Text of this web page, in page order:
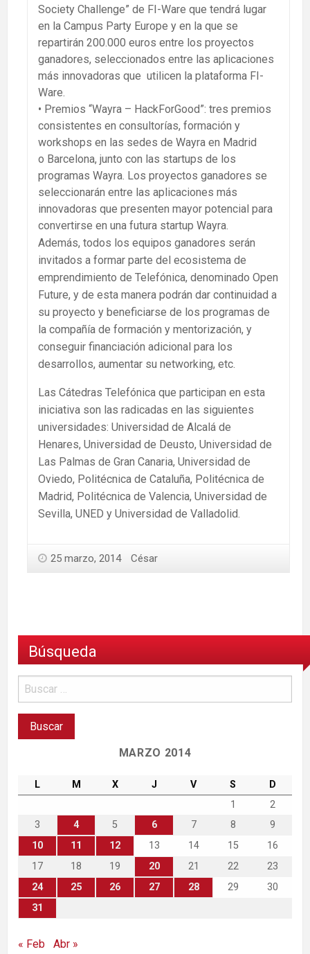
Society Challenge” de FI-Ware que tendrá lugar
en la Campus Party Europe y en la que se
repartirán 200.000 euros entre los proyectos
ganadores, seleccionados entre las aplicaciones
más innovadoras que utilicen la plataforma FI-
Ware.
• Premios “Wayra – HackForGood”: tres premios
consistentes en consultorías, formación y
workshops en las sedes de Wayra en Madrid
o Barcelona, junto con las startups de los
programas Wayra. Los proyectos ganadores se
seleccionarán entre las aplicaciones más
innovadoras que presenten mayor potencial para
convertirse en una futura startup Wayra.
Además, todos los equipos ganadores serán
invitados a formar parte del ecosistema de
emprendimiento de Telefónica, denominado Open
Future, y de esta manera podrán dar continuidad a
su proyecto y beneficiarse de los programas de
la compañía de formación y mentorización, y
conseguir financiación adicional para los
desarrollos, aumentar su networking, etc.
Las Cátedras Telefónica que participan en esta
iniciativa son las radicadas en las siguientes
universidades: Universidad de Alcalá de
Henares, Universidad de Deusto, Universidad de
Las Palmas de Gran Canaria, Universidad de
Oviedo, Politécnica de Cataluña, Politécnica de
Madrid, Politécnica de Valencia, Universidad de
Sevilla, UNED y Universidad de Valladolid.
25 marzo, 2014 César
Búsqueda
MARZO 2014
L M X J V S
D
1
2
3
4 5 6 7 8
9
10
11 12 13 14 15
16
17
18 19 20 21 22
23
24
25 26 27 28 29
30
31
« Feb Abr »